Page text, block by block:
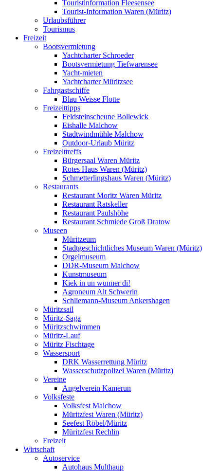
Touristinformation Fleesensee
Tourist-Information Waren (Müritz)
Urlaubsführer
Tourismus
Freizeit
Bootsvermietung
Yachtcharter Schroeder
Bootsvermietung Tiefwarensee
Yacht-mieten
Yachtcharter Müritzsee
Fahrgastschiffe
Blau Weisse Flotte
Freizeittipps
Feldsteinscheune Bollewick
Eishalle Malchow
Stadtwindmühle Malchow
Outdoor-Urlaub Müritz
Freizeittreffs
Bürgersaal Waren Müritz
Rotes Haus Waren (Müritz)
Schmetterlingshaus Waren (Müritz)
Restaurants
Restaurant Moritz Waren Müritz
Restaurant Ratskeller
Restaurant Paulshöhe
Restaurant Schmiede Groß Dratow
Museen
Müritzeum
Stadtgeschichtliches Museum Waren (Müritz)
Orgelmuseum
DDR-Museum Malchow
Kunstmuseum
Kiek in un wunner di!
Agroneum Alt Schwerin
Schliemann-Museum Ankershagen
Müritzsail
Müritz-Saga
Müritzschwimmen
Müritz-Lauf
Müritz Fischtage
Wassersport
DRK Wasserrettung Müritz
Wasserschutzpolizei Waren (Müritz)
Vereine
Angelverein Kamerun
Volksfeste
Volksfest Malchow
Müritzfest Waren (Müritz)
Seefest Röbel/Müritz
Müritzfest Rechlin
Freizeit
Wirtschaft
Autoservice
Autohaus Multhaup